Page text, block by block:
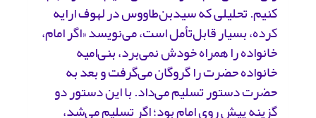
کنیم. تحلیلی که سیدبن‌طاووس در لهوف ارایه
کرده، بسیار قابل‌تأمل است، می‌نویسد «اگر امام،
خانواده را همراه خودش نمی‌برد، بنی‌امیه
خانواده حضرت را گروگان می‌گرفت و بعد به
حضرت دستور تسلیم می‌داد. با این دستور دو
گزینه پیش روی امام بود؛ اگر تسلیم می‌شد،